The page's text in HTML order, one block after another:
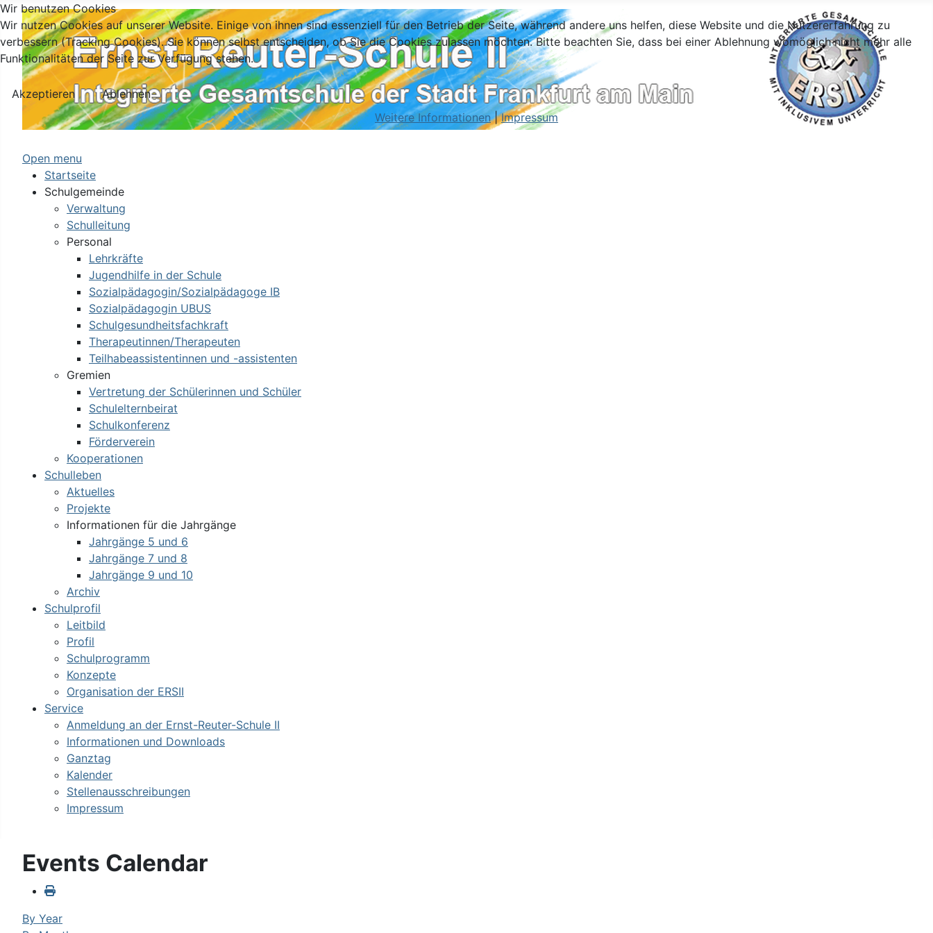
Open menu
Startseite
Schulgemeinde
Verwaltung
Schulleitung
Personal
Lehrkräfte
Jugendhilfe in der Schule
Sozialpädagogin/Sozialpädagoge IB
Sozialpädagogin UBUS
Schulgesundheitsfachkraft
Therapeutinnen/Therapeuten
Teilhabeassistentinnen und -assistenten
Gremien
Vertretung der Schülerinnen und Schüler
Schulelternbeirat
Schulkonferenz
Förderverein
Kooperationen
Schulleben
Aktuelles
Projekte
Informationen für die Jahrgänge
Jahrgänge 5 und 6
Jahrgänge 7 und 8
Jahrgänge 9 und 10
Archiv
Schulprofil
Leitbild
Profil
Schulprogramm
Konzepte
Organisation der ERSII
Service
Anmeldung an der Ernst-Reuter-Schule II
Informationen und Downloads
Ganztag
Kalender
Stellenausschreibungen
Impressum
Events Calendar
By Year
Wir benutzen Cookies
Wir nutzen Cookies auf unserer Website. Einige von ihnen sind essenziell für den Betrieb der Seite, während andere uns helfen, diese Website und die Nutzererfahrung zu
verbessern (Tracking Cookies). Sie können selbst entscheiden, ob Sie die Cookies zulassen möchten. Bitte beachten Sie, dass bei einer Ablehnung womöglich nicht mehr alle
Funktionalitäten der Seite zur Verfügung stehen.
Akzeptieren
Ablehnen
Weitere Informationen|Impressum